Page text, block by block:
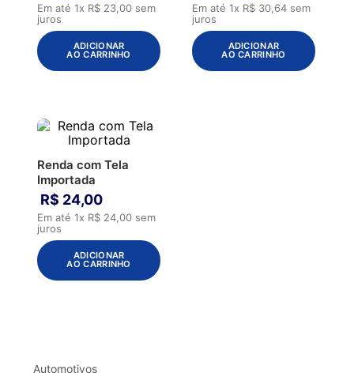
Em até1x R$ 23,00 sem
juros
ADICIONAR
AO CARRINHO
Em até 1x R$ 30,64 sem
juros
ADICIONAR
AO CARRINHO
Renda com Tela
Importada
R$ 24,00
Em até1x R$ 24,00 sem
juros
ADICIONAR
AO CARRINHO
Automotivos